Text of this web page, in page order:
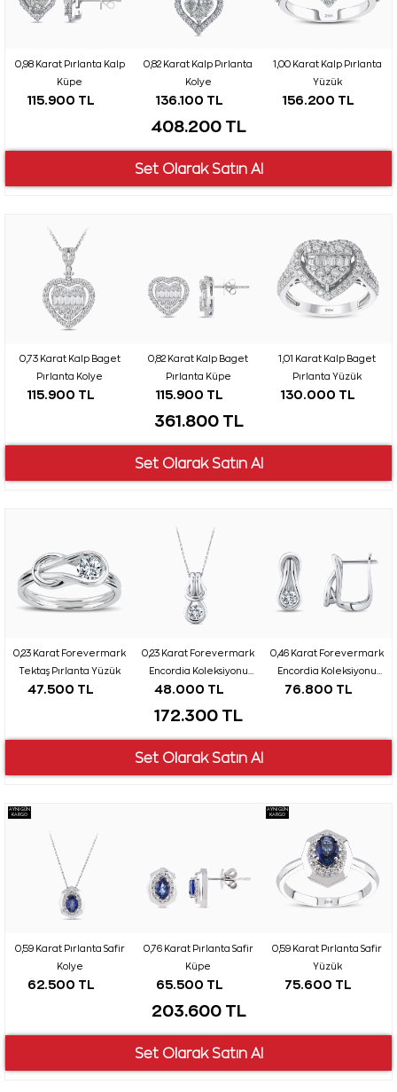
0,98 Karat Pırlanta Kalp
Küpe
115.900 TL
0,82 Karat Kalp Pırlanta
Kolye
136.100 TL
1,00 Karat Kalp Pırlanta
Yüzük
156.200 TL
408.200 TL
0,73 Karat Kalp Baget
Pırlanta Kolye
115.900 TL
0,82 Karat Kalp Baget
Pırlanta Küpe
115.900 TL
1,01 Karat Kalp Baget
Pırlanta Yüzük
130.000 TL
361.800 TL
0,23 Karat Forevermark
Tektaş Pırlanta Yüzük
47.500 TL
0,23 Karat Forevermark
Encordia Koleksiyonu
Tektaş Pırlanta Kolye
48.000 TL
0,46 Karat Forevermark
Encordia Koleksiyonu
Tektaş Pırlanta Küpe
76.800 TL
172.300 TL
AYNI GÜN
KARGO
0,59 Karat Pırlanta Safir
Kolye
62.500 TL
0,76 Karat Pırlanta Safir
Küpe
65.500 TL
AYNI GÜN
KARGO
0,59 Karat Pırlanta Safir
Yüzük
75.600 TL
203.600 TL